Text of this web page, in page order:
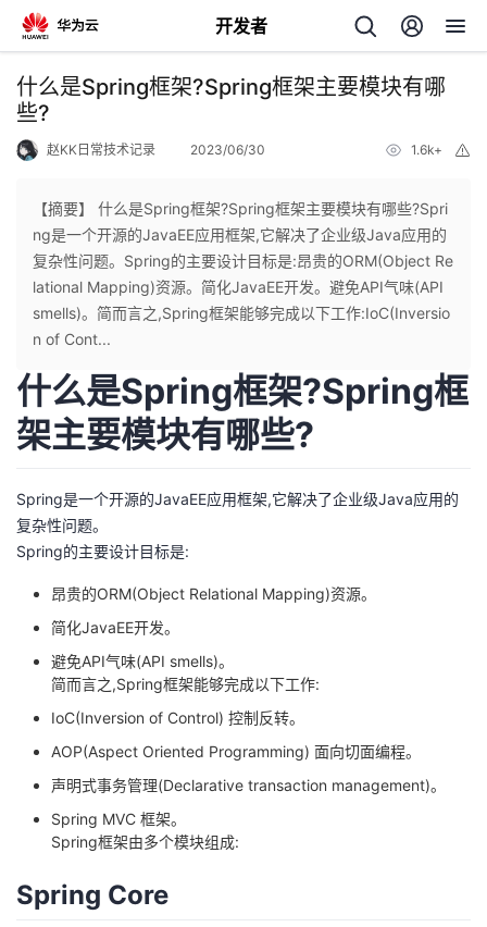
开发者
返
回
个
人
主
页
我
开
者
的
博
我
的
坛
我
圈
子
的
直
播
我
的
活
我
的
我
什么是Spring框架?Spring框架主要模块有哪
些?
赵KK日常技术记录 2023/06/30 1.6k+
【摘要】 什么是Spring框架?Spring框架主要模块有哪些?Spri
ng是一个开源的JavaEE应用框架,它解决了企业级Java应用的
复杂性问题。Spring的主要设计目标是:昂贵的ORM(Object Re
lational Mapping)资源。简化JavaEE开发。避免API气味(API
smells)。简而言之,Spring框架能够完成以下工作:IoC(Inversio
n of Cont...
什么是Spring框架?Spring框
架主要模块有哪些?
Spring是一个开源的JavaEE应用框架,它解决了企业级Java应用的
复杂性问题。
Spring的主要设计目标是:
昂贵的ORM(Object Relational Mapping)资源。
简化JavaEE开发。
避免API气味(API smells)。
简而言之,Spring框架能够完成以下工作:
IoC(Inversion of Control) 控制反转。
AOP(Aspect Oriented Programming) 面向切面编程。
声明式事务管理(Declarative transaction management)。
Spring MVC 框架。
Spring框架由多个模块组成:
Spring Core